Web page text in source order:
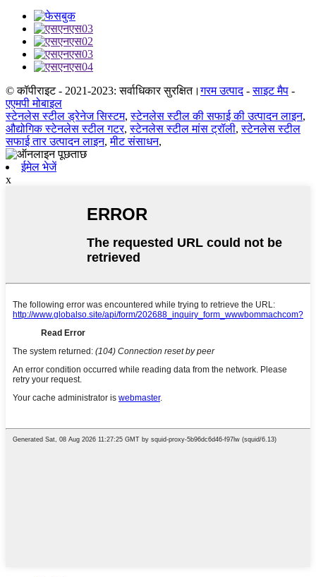
© कॉपीराइट - 2021-2023: सर्वाधिकार सुरक्षित।गरम उत्पाद-साइट मैप -
एएमपी मोबाइल
स्टेनलेस स्टील ड्रेनेज सिस्टम,स्टेनलेस स्टील की सफाई की उत्पादन लाइन,
औद्योगिक स्टेनलेस स्टील गटर,स्टेनलेस स्टील मांस ट्रॉली,स्टेनलेस स्टील
सफाई तार उत्पादन लाइन,मीट संसाधन,
ईमेल भेजें
x